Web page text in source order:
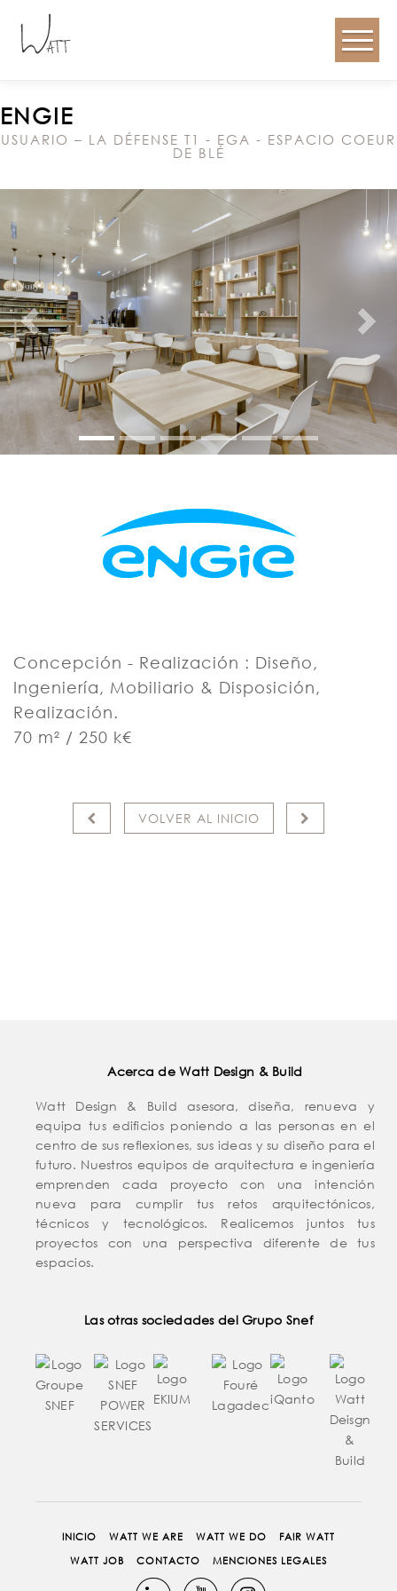
ENGIE
USUARIO – LA DÉFENSE T1 - EGA - ESPACIO COEUR
DE BLÉ
Anterior
Concepción - Realización : Diseño,
Ingeniería, Mobiliario & Disposición,
Realización.
70 m² / 250 k€
VOLVER AL INICIO
Acerca de Watt Design & Build
Watt Design & Build asesora, diseña, renueva y
equipa tus edificios poniendo a las personas en el
centro de sus reflexiones, sus ideas y su diseño para el
futuro. Nuestros equipos de arquitectura e ingeniería
emprenden cada proyecto con una intención
nueva para cumplir tus retos arquitectónicos,
técnicos y tecnológicos. Realicemos juntos tus
proyectos con una perspectiva diferente de tus
espacios.
Las otras sociedades del Grupo Snef
INICIO WATT WE ARE WATT WE DO
FAIR WATT
WATT JOB
CONTACTO MENCIONES LEGALES